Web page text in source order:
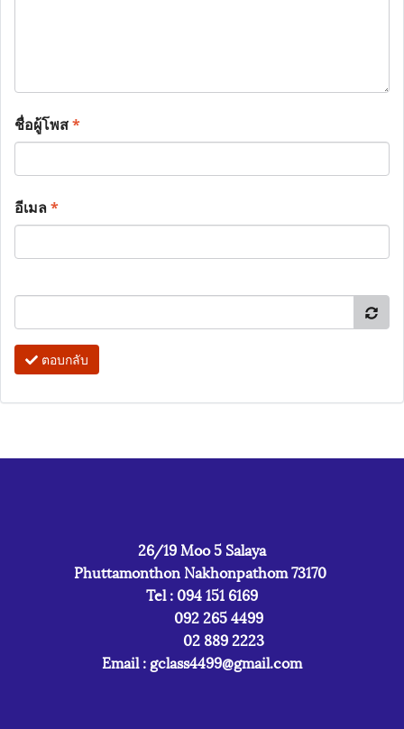
ชื่อผู้โพส*
อีเมล*
ตอบกลับ
26/19 Moo 5 Salaya
Phuttamonthon Nakhonpathom 73170
Tel : 094 151 6169
092 265 4499
02 889 2223
Email : gclass4499@gmail.com